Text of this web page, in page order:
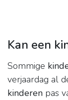
Kan een
Sommige
verjaardag al
kinderen pas